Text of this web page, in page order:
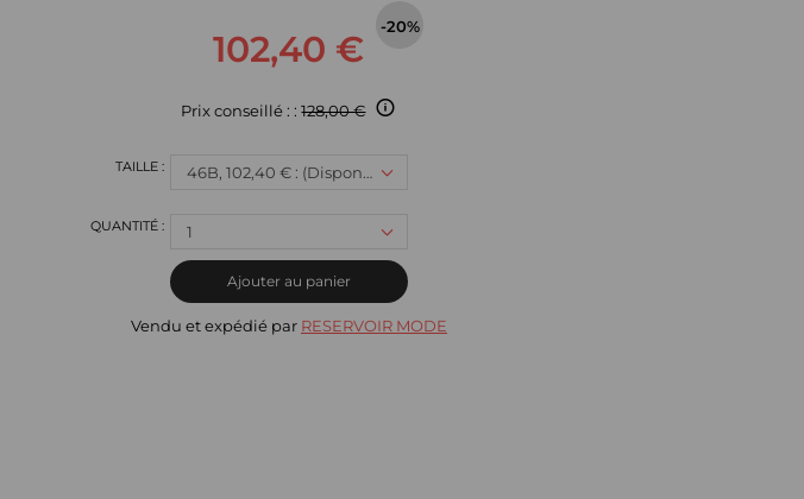
102,40 €
-20%
Prix conseillé : :128,00 €
46B, 102,40 € : (Disponible)
1
Ajouter au panier
Vendu et expédié par RESERVOIR MODE